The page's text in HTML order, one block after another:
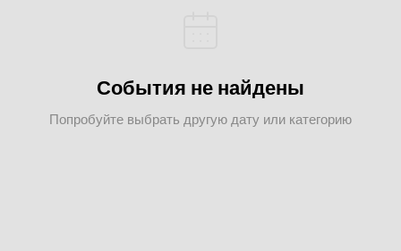
События не найдены
Попробуйте выбрать другую дату или категорию